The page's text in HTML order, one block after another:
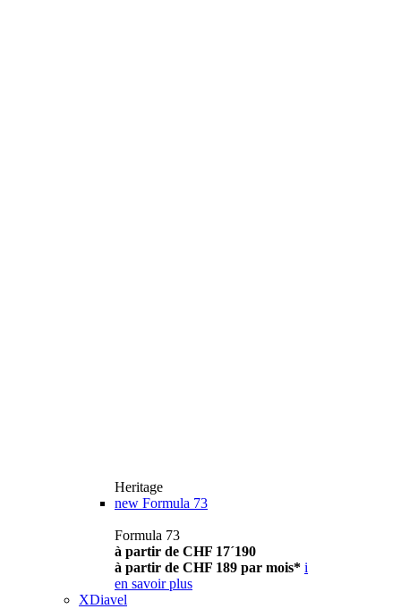
Heritage
new Formula 73
Formula 73
à partir de CHF 17´190
à partir de CHF 189 par mois* i
en savoir plus
XDiavel